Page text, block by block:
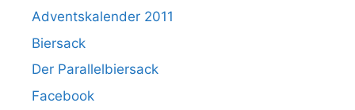
Adventskalender 2011
Biersack
Der Parallelbiersack
Facebook